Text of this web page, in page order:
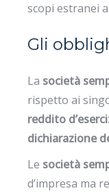
scopi estranei
Gli
La società
rispetto ai
reddito
dichiarazione
Le società
d’impresa ma